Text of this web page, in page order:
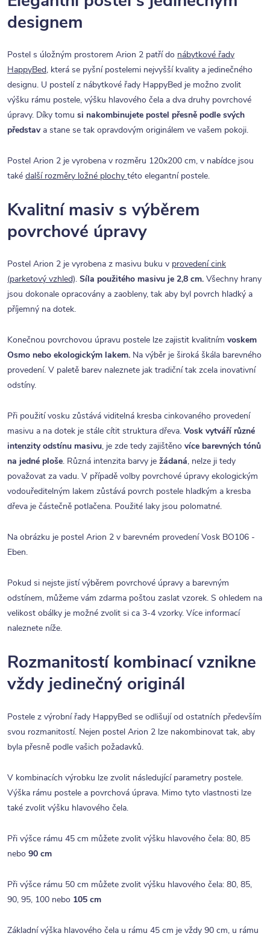
designem
Postel s úložným prostorem Arion 2 patří do nábytkové řady
HappyBed, která se pyšní postelemi nejvyšší kvality a jedinečného
designu. U postelí z nábytkové řady HappyBed je možno zvolit
výšku rámu postele, výšku hlavového čela a dva druhy povrchové
úpravy. Díky tomu si nakombinujete postel přesně podle svých
představa stane se tak opravdovým originálem ve vašem pokoji.
Postel Arion 2 je vyrobena v rozměru 120x200 cm, v nabídce jsou
také další rozměry ložné plochy této elegantní postele.
Kvalitní masiv s výběrem
povrchové úpravy
Postel Arion 2 je vyrobena z masivu buku v provedení cink
(parketový vzhled). Síla použitého masivu je 2,8 cm. Všechny hrany
jsou dokonale opracovány a zaobleny, tak aby byl povrch hladký a
příjemný na dotek.
Konečnou povrchovou úpravu postele lze zajistit kvalitním voskem
Osmo nebo ekologickým lakem. Na výběr je široká škála barevného
provedení. V paletě barev naleznete jak tradiční tak zcela inovativní
odstíny.
Při použití vosku zůstává viditelná kresba cinkovaného provedení
masivu a na dotek je stále cítit struktura dřeva. Vosk vytváří různé
intenzity odstínu masivu, je zde tedy zajištěno více barevných tónů
na jedné ploše. Různá intenzita barvy je žádaná, nelze ji tedy
považovat za vadu. V případě volby povrchové úpravy ekologickým
vodouředitelným lakem zůstává povrch postele hladkým a kresba
dřeva je částečně potlačena. Použité laky jsou polomatné.
Na obrázku je postel Arion 2 v barevném provedení Vosk BO106 -
Eben.
Pokud si nejste jistí výběrem povrchové úpravy a barevným
odstínem, můžeme vám zdarma poštou zaslat vzorek. S ohledem na
velikost obálky je možné zvolit si ca 3-4 vzorky. Více informací
naleznete níže.
Rozmanitostí kombinací vznikne
vždy jedinečný originál
Postele z výrobní řady HappyBed se odlišují od ostatních především
svou rozmanitostí. Nejen postel Arion 2 lze nakombinovat tak, aby
byla přesně podle vašich požadavků.
V kombinacích výrobku lze zvolit následující parametry postele.
Výška rámu postele a povrchová úprava. Mimo tyto vlastnosti lze
také zvolit výšku hlavového čela.
Při výšce rámu 45 cm můžete zvolit výšku hlavového čela: 80, 85
nebo 90 cm
Při výšce rámu 50 cm můžete zvolit výšku hlavového čela: 80, 85,
90, 95, 100 nebo 105 cm
Základní výška hlavového čela u rámu 45 cm je vždy 90 cm, u rámu